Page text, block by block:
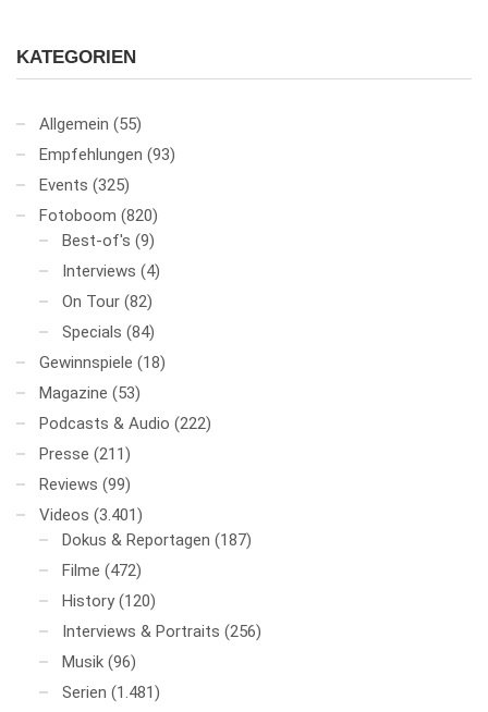
KATEGORIEN
Allgemein (55)
Empfehlungen (93)
Events (325)
Fotoboom (820)
Best-of's (9)
Interviews (4)
On Tour (82)
Specials (84)
Gewinnspiele (18)
Magazine (53)
Podcasts & Audio (222)
Presse (211)
Reviews (99)
Videos (3.401)
Dokus & Reportagen (187)
Filme (472)
History (120)
Interviews & Portraits (256)
Musik (96)
Serien (1.481)